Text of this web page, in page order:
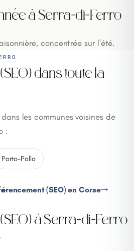
à Serra-di-Ferro
concentrée sur l'été.
dans toute la
les communes voisines de
:
Porto-Pollo
(SEO) en Corse
à Serra-di-Ferro